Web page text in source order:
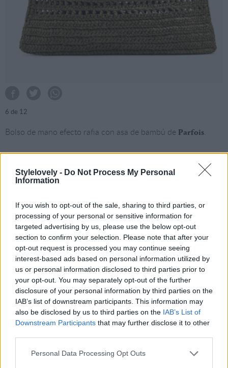
Stylelovely - Do Not Process My Personal
Information
If you wish to opt-out of the sale, sharing to third parties, or
processing of your personal or sensitive information for
targeted advertising by us, please use the below opt-out
section to confirm your selection. Please note that after your
opt-out request is processed you may continue seeing
interest-based ads based on personal information utilized by
us or personal information disclosed to third parties prior to
your opt-out. You may separately opt-out of the further
disclosure of your personal information by third parties on the
IAB’s list of downstream participants. This information may
also be disclosed by us to third parties on the IAB’s List of
Downstream Participants that may further disclose it to other
Personal Data Processing Opt Outs
6 de 12
Bolso de mano efecto rafia con asa de bambú de Parfois.
Precio: 25,95€
Más información